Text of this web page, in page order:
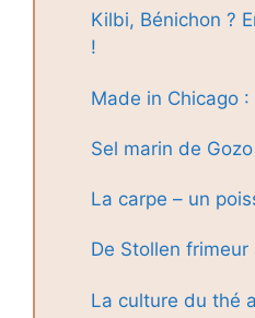
Kilbi, Bénichon ?
!
Made in Chicago
Sel marin de
La carpe – un
De Stollen
La culture du thé